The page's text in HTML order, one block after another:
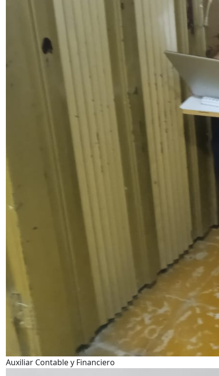
Auxiliar Contable y Financiero